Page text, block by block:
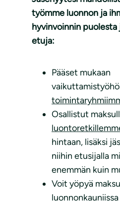
työmme luonnon ja
hyvinvoinnin puolesta
etuja:
Pääset mukaan
Osallistut
hintaan, lisäksi
niihin etusijalla
enemmän kuin
Voit yöpyä
luonnonkauniissa